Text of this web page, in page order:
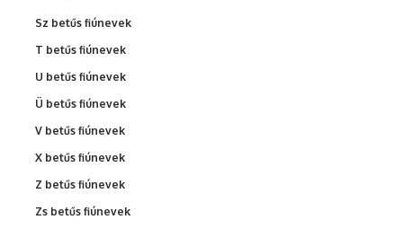
Sz betűs fiúnevek
T betűs fiúnevek
U betűs fiúnevek
Ü betűs fiúnevek
V betűs fiúnevek
X betűs fiúnevek
Z betűs fiúnevek
Zs betűs fiúnevek